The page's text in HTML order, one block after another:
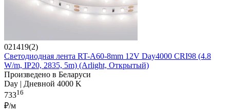
021419(2)
Светодиодная лента RT-A60-8mm 12V Day4000 CRI98 (4.8
W/m, IP20, 2835, 5m) (Arlight, Открытый)
Произведено в Беларуси
Day | Дневной 4000 K
73316
₽/м